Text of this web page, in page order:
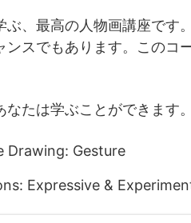
ぶ、最高の人物画講座です
スでもあります。このコ
たは学ぶことができます。
Drawing: Gesture
Expressive &